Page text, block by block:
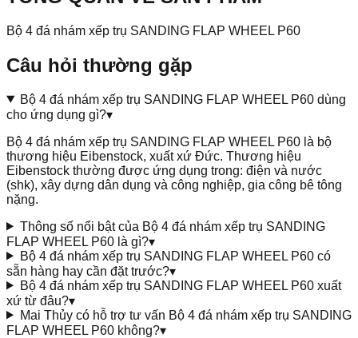
Bộ 4 đá nhám xếp trụ SANDING FLAP WHEEL P60
Câu hỏi thường gặp
Bộ 4 đá nhám xếp trụ SANDING FLAP WHEEL P60 dùng
cho ứng dụng gì?▾
Bộ 4 đá nhám xếp trụ SANDING FLAP WHEEL P60 là bộ
thương hiệu Eibenstock, xuất xứ Đức. Thương hiệu
Eibenstock thường được ứng dụng trong: điện và nước
(shk), xây dựng dân dụng và công nghiệp, gia công bê tông
nặng.
Thông số nổi bật của Bộ 4 đá nhám xếp trụ SANDING
FLAP WHEEL P60 là gì?▾
Bộ 4 đá nhám xếp trụ SANDING FLAP WHEEL P60 có
sẵn hàng hay cần đặt trước?▾
Bộ 4 đá nhám xếp trụ SANDING FLAP WHEEL P60 xuất
xứ từ đâu?▾
Mai Thủy có hỗ trợ tư vấn Bộ 4 đá nhám xếp trụ SANDING
FLAP WHEEL P60 không?▾